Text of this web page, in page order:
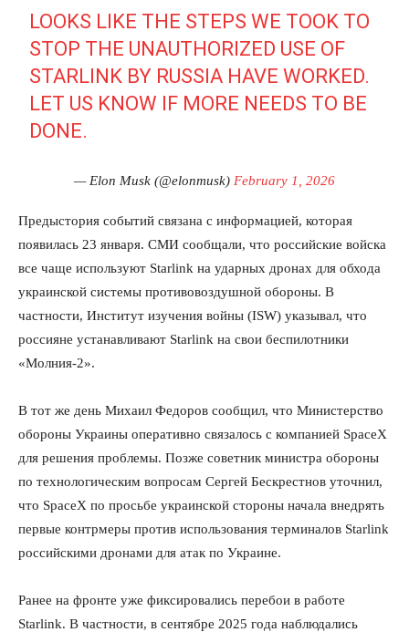
LOOKS LIKE THE STEPS WE TOOK TO
STOP THE UNAUTHORIZED USE OF
STARLINK BY RUSSIA HAVE WORKED.
LET US KNOW IF MORE NEEDS TO BE
DONE.
— Elon Musk (@elonmusk) February 1, 2026
Предыстория событий связана с информацией, которая
появилась 23 января. СМИ сообщали, что российские войска
все чаще используют Starlink на ударных дронах для обхода
украинской системы противовоздушной обороны. В
частности, Институт изучения войны (ISW) указывал, что
россияне устанавливают Starlink на свои беспилотники
«Молния-2».
В тот же день Михаил Федоров сообщил, что Министерство
обороны Украины оперативно связалось с компанией SpaceX
для решения проблемы. Позже советник министра обороны
по технологическим вопросам Сергей Бескрестнов уточнил,
что SpaceX по просьбе украинской стороны начала внедрять
первые контрмеры против использования терминалов Starlink
российскими дронами для атак по Украине.
Ранее на фронте уже фиксировались перебои в работе
Starlink. В частности, в сентябре 2025 года наблюдались